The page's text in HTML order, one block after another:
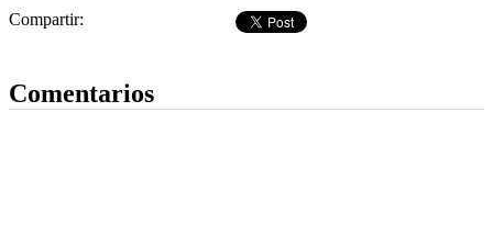
Compartir:
Comentarios